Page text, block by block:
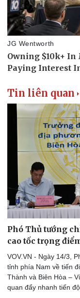
Thể thao
Bóng đá
Tin liên quan
Phó Thủ tướng
cao tốc trọng
VOV.VN - Ngày 14/3,
tỉnh phía Nam về tiến
Thành và Biên Hòa –
quan đẩy nhanh tiến